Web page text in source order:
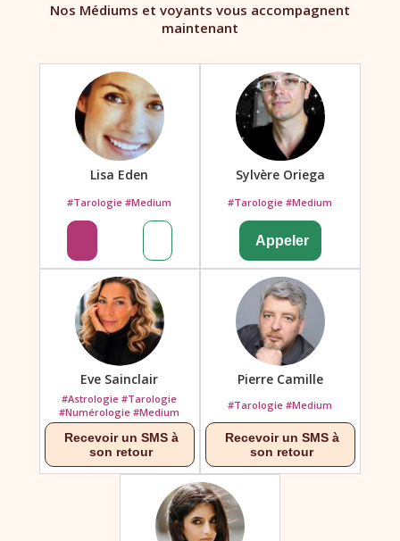
Nos Médiums et voyants vous accompagnent
maintenant
Lisa Eden
#Tarologie #Medium
Sylvère Oriega
#Tarologie #Medium
Eve Sainclair
#Astrologie #Tarologie
#Numérologie #Medium
Pierre Camille
#Tarologie #Medium